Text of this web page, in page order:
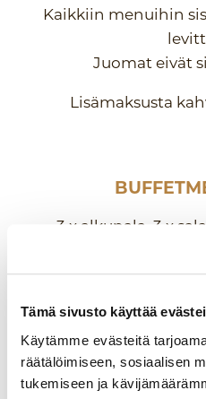
Tämä sivusto käyttää
Käytämme evästeitä
räätälöimiseen, sosiaalisen
tukemiseen ja
Kaikkiin menuihin
Juomat eivät
Lisämaksusta
3 x alkupala, 3 x
x pääruoan